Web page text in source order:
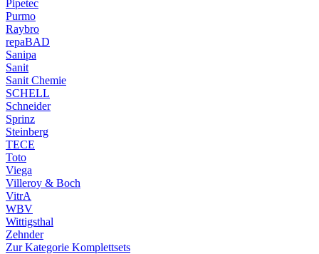
Pipetec
Purmo
Raybro
repaBAD
Sanipa
Sanit
Sanit Chemie
SCHELL
Schneider
Sprinz
Steinberg
TECE
Toto
Viega
Villeroy & Boch
VitrA
WBV
Wittigsthal
Zehnder
Zur Kategorie Komplettsets